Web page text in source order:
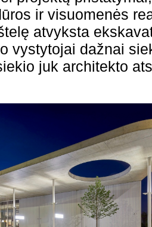
ir visuomenės
atvyksta
vystytojai dažnai
juk architekto